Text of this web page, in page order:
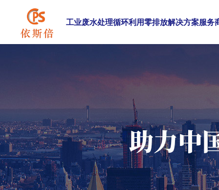
工业废水处理循环利用零排放解决方案服务